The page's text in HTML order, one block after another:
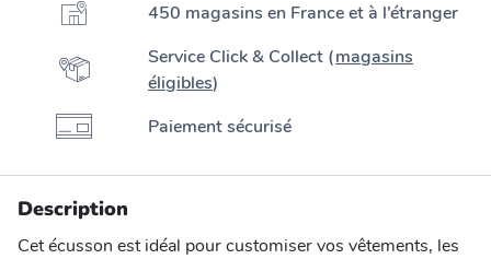
450 magasins en France et à l’étranger
Service Click & Collect (magasins
éligibles)
Paiement sécurisé
Description
Cet écusson est idéal pour customiser vos vêtements, les